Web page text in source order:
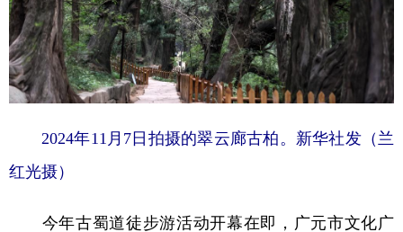
2024年11月7日拍摄的翠云廊古柏。新华社发（兰
红光摄）
今年古蜀道徒步游活动开幕在即，广元市文化广